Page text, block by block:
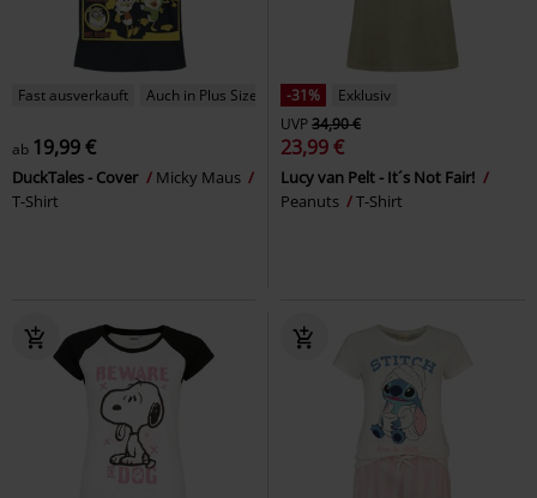
Fast ausverkauft Auch in Plus Size
ab 19,99 €
DuckTales - Cover
Micky Maus
T-Shirt
-31%
Exklusiv
UVP34,90 €
23,99 €
Lucy van Pelt - It´s Not Fair!
Peanuts
T-Shirt